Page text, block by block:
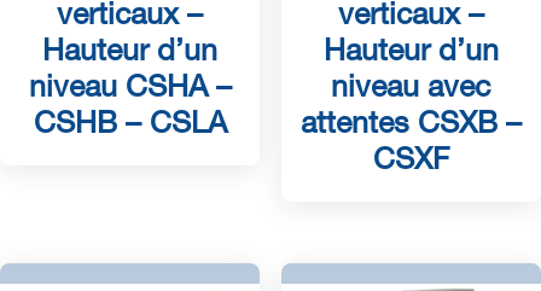
verticaux –
Hauteur d’un
niveau CSHA –
CSHB – CSLA
verticaux –
Hauteur d’un
niveau avec
attentes CSXB –
CSXF